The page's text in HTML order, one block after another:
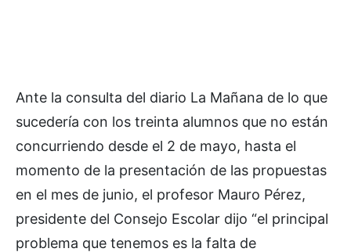
Ante la consulta del diario La Mañana de lo que
sucedería con los treinta alumnos que no están
concurriendo desde el 2 de mayo, hasta el
momento de la presentación de las propuestas
en el mes de junio, el profesor Mauro Pérez,
presidente del Consejo Escolar dijo “el principal
problema que tenemos es la falta de